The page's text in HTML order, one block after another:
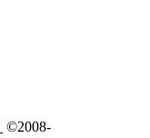
©2008-